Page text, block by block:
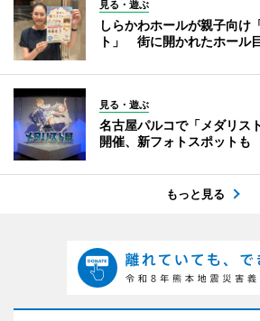
見る・遊ぶ
しらかわホールが親子向け
ト」 街に開かれたホール
見る・遊ぶ
名古屋パルコで「メダリ
開催、新フォトスポットも
もっと見る